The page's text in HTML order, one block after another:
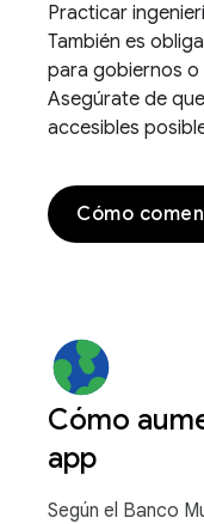
Practicar
También es
para gobiernos
Asegúrate de
accesibles
Cómo
app
Según el Banco